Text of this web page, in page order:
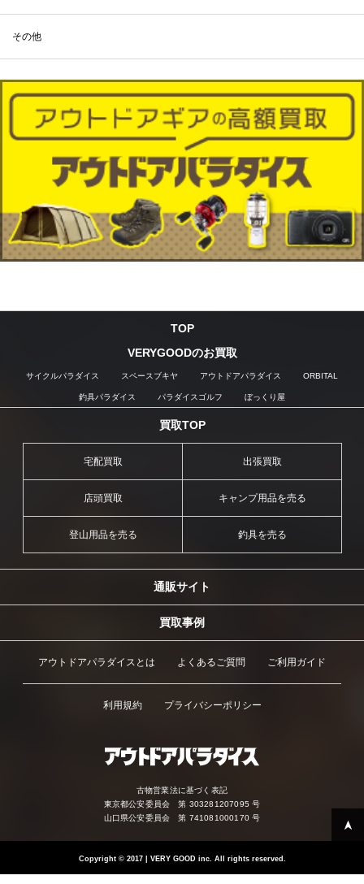
その他
TOP
VERYGOODのお買取
サイクルパラダイス スペースブキヤ アウトドアパラダイス ORBITAL
釣具パラダイス パラダイスゴルフ ぼっくり屋
買取TOP
宅配買取 出張買取
店頭買取 キャンプ用品を売る
登山用品を売る 釣具を売る
通販サイト
買取事例
アウトドアパラダイスとは よくあるご質問 ご利用ガイド
利用規約 プライバシーポリシー
古物営業法に基づく表記
東京都公安委員会 第 303281207095 号
山口県公安委員会 第 741081000170 号
Copyright ©2017 | VERY GOOD inc. All rights reserved.